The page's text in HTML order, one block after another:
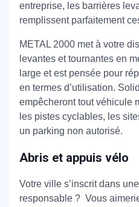
entreprise, les barrières
remplissent parfaitement
METAL 2000 met à votre
levantes et tournantes en
large et est pensée pour
en termes d’utilisation.
empêcheront tout véhicule
les pistes cyclables, les
un parking non autorisé.
Abris et appuis vélo
Votre ville s’inscrit dans
responsable ? Vous